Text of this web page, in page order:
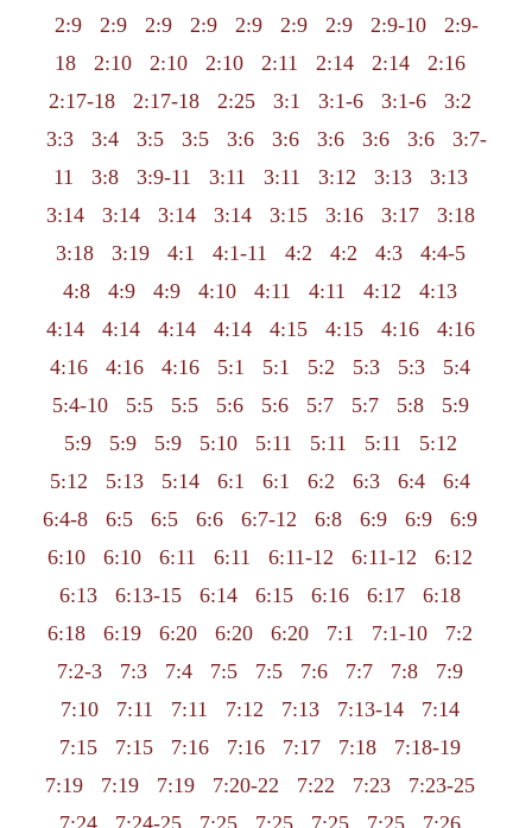
2:9
2:9 2:9 2:9 2:9 2:9 2:9 2:9-10
2:9-
18
2:10 2:10 2:10 2:11 2:14 2:14
2:16
2:17-18
2:17-18 2:25 3:1 3:1-6 3:1-6
3:2
3:3
3:4 3:5 3:5 3:6 3:6 3:6 3:6 3:6
3:7-
11
3:8 3:9-11 3:11 3:11 3:12 3:13
3:13
3:14
3:14 3:14 3:14 3:15 3:16 3:17
3:18
3:18
3:19 4:1 4:1-11 4:2 4:2 4:3
4:4-5
4:8
4:9 4:9 4:10 4:11 4:11 4:12
4:13
4:14
4:14 4:14 4:14 4:15 4:15 4:16
4:16
4:16
4:16 4:16 5:1 5:1 5:2 5:3 5:3
5:4
5:4-10
5:5 5:5 5:6 5:6 5:7 5:7 5:8
5:9
5:9
5:9 5:9 5:10 5:11 5:11 5:11
5:12
5:12
5:13 5:14 6:1 6:1 6:2 6:3 6:4
6:4
6:4-8
6:5 6:5 6:6 6:7-12 6:8 6:9 6:9
6:9
6:10
6:10 6:11 6:11 6:11-12 6:11-12
6:12
6:13
6:13-15 6:14 6:15 6:16 6:17
6:18
6:18
6:19 6:20 6:20 6:20 7:1 7:1-10
7:2
7:2-3
7:3 7:4 7:5 7:5 7:6 7:7 7:8
7:9
7:10
7:11 7:11 7:12 7:13 7:13-14
7:14
7:15
7:15 7:16 7:16 7:17 7:18
7:18-19
7:19
7:19 7:19 7:20-22 7:22 7:23
7:23-25
7:24
7:24-25 7:25 7:25 7:25 7:25 7:26